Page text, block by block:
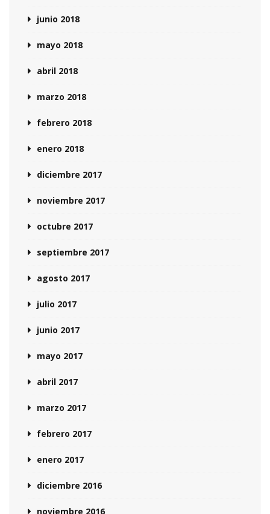
junio 2018
mayo 2018
abril 2018
marzo 2018
febrero 2018
enero 2018
diciembre 2017
noviembre 2017
octubre 2017
septiembre 2017
agosto 2017
julio 2017
junio 2017
mayo 2017
abril 2017
marzo 2017
febrero 2017
enero 2017
diciembre 2016
noviembre 2016